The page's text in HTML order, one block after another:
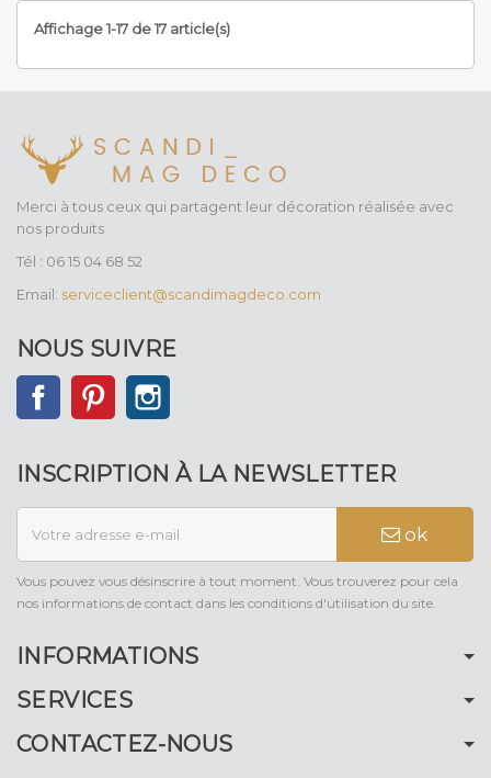
Affichage 1-17 de 17 article(s)
Merci à tous ceux qui partagent leur décoration réalisée avec
nos produits
Tél : 06 15 04 68 52
Email: serviceclient@scandimagdeco.com
NOUS SUIVRE
FacebookPinterest
INSCRIPTION À LA NEWSLETTER
ok
Vous pouvez vous désinscrire à tout moment. Vous trouverez pour cela
nos informations de contact dans les conditions d'utilisation du site.
INFORMATIONS
SERVICES
CONTACTEZ-NOUS